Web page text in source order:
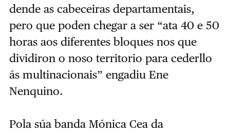
dende as cabeceiras departamentais,
pero que poden chegar a ser “ata 40 e 50
horas aos diferentes bloques nos que
dividiron o noso territorio para cederllo
ás multinacionais” engadiu Ene
Nenquino.
Pola súa banda Mónica Cea da